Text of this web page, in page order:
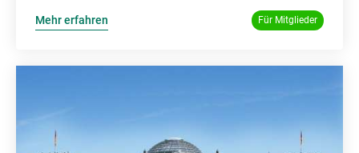
Mehr erfahren Für Mitglieder